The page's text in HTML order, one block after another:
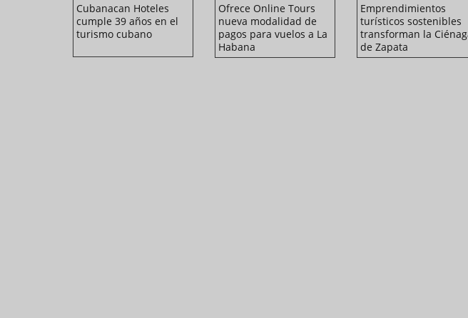
Cubanacan Hoteles
cumple 39 años en el
turismo cubano
Ofrece Online Tours
nueva modalidad de
pagos para vuelos a La
Habana
Emprendimientos
turísticos sostenibles
transforman la
de Zapata